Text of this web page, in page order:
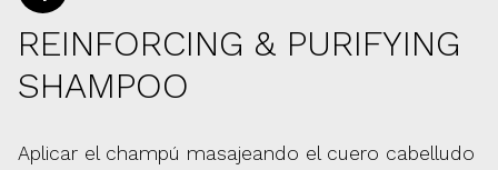
REINFORCING & PURIFYING
SHAMPOO
Aplicar el champú masajeando el cuero cabelludo